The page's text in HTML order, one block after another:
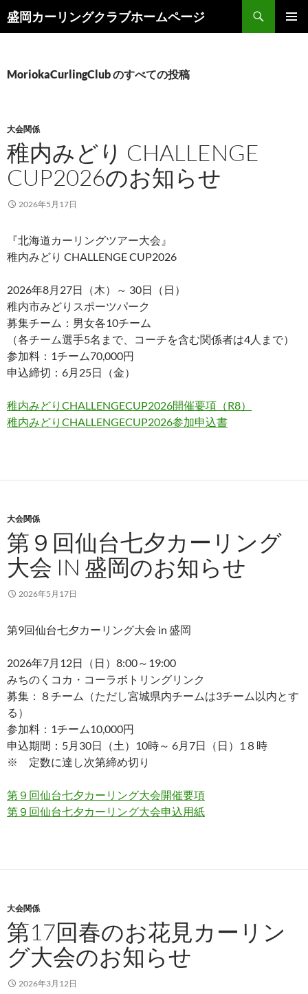
ン
ツ
プ
盛岡カーリングクラブホームページ
検
索
MoriokaCurlingClub のすべての投稿
大会関係
稚内みどり CHALLENGE
CUP2026のお知らせ
2026年5月17日
『北海道カーリングツアー大会』
稚内みどり CHALLENGE CUP2026
2026年8月27日（木）～ 30日（日）
稚内市みどりスポーツパーク
募集チーム：男女各10チーム
（各チーム選手5名まで、コーチを含む関係者は4人まで）
参加料：1チーム70,000円
申込締切：6月25日（金）
稚内みどりCHALLENGECUP2026開催要項（R8）
稚内みどりCHALLENGECUP2026参加申込書
大会関係
第９回仙台七夕カーリング
大会 IN 盛岡のお知らせ
2026年5月17日
第9回仙台七夕カーリング大会 in 盛岡
2026年7月12日（日）8:00～19:00
みちのくコカ・コーラボトリングリンク
募集：８チーム（ただし宮城県内チームは3チーム以内とす
る）
参加料：1チーム10,000円
申込期間：5月30日（土）10時～ 6月7日（日）1８時
※ 定数に達し次第締め切り
第９回仙台七夕カーリング大会開催要項
第９回仙台七夕カーリング大会申込用紙
大会関係
第17回春のお花見カーリン
グ大会のお知らせ
2026年3月12日